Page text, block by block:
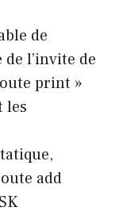
de
l’invite de
print »
les
add